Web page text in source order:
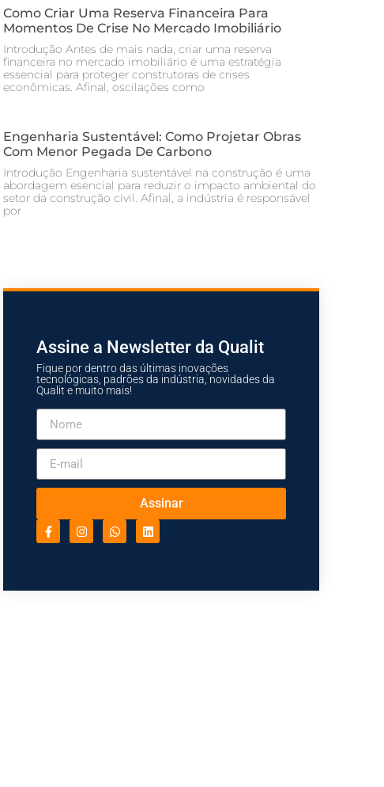
Como Criar Uma Reserva Financeira Para
Momentos De Crise No Mercado Imobiliário
Introdução Antes de mais nada, criar uma reserva
financeira no mercado imobiliário é uma estratégia
essencial para proteger construtoras de crises
econômicas. Afinal, oscilações como
Engenharia Sustentável: Como Projetar Obras
Com Menor Pegada De Carbono
Introdução Engenharia sustentável na construção é uma
abordagem esencial para reduzir o impacto ambiental do
setor da construção civil. Afinal, a indústria é responsável
por
Assine a Newsletter da Qualit
Fique por dentro das últimas inovações
tecnológicas, padrões da indústria, novidades da
Qualit e muito mais!
Assinar